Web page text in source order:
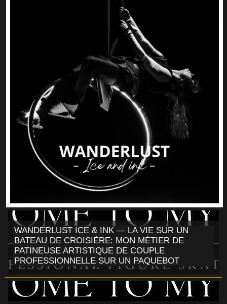
WANDERLUST ICE & INK — LA VIE SUR UN
BATEAU DE CROISIÈRE: MON MÉTIER DE
PATINEUSE ARTISTIQUE DE COUPLE
PROFESSIONNELLE SUR UN PAQUEBOT